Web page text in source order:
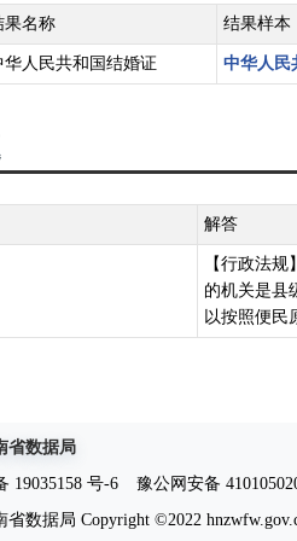
果名称 结果样本
华人民共和国结婚证 中华人民
解答
【行政法
的机关是县
以按照便民
省数据局
19035158 号-6
豫公网安备
省数据局 Copyright ©2022